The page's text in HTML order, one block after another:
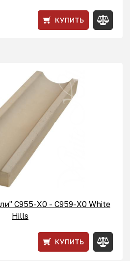
КУПИТЬ
С955-X0 - C959-X0 White
Hills
КУПИТЬ